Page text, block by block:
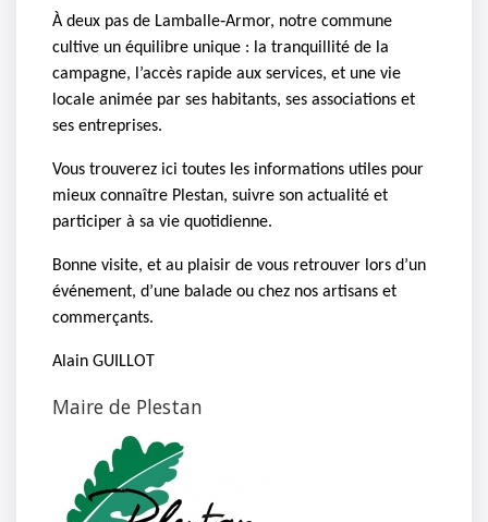
À deux pas de Lamballe‑Armor, notre commune
cultive un équilibre unique : la tranquillité de la
campagne, l’accès rapide aux services, et une vie
locale animée par ses habitants, ses associations et
ses entreprises.
Vous trouverez ici toutes les informations utiles pour
mieux connaître Plestan, suivre son actualité et
participer à sa vie quotidienne.
Bonne visite, et au plaisir de vous retrouver lors d’un
événement, d’une balade ou chez nos artisans et
commerçants.
Alain GUILLOT
Maire de Plestan